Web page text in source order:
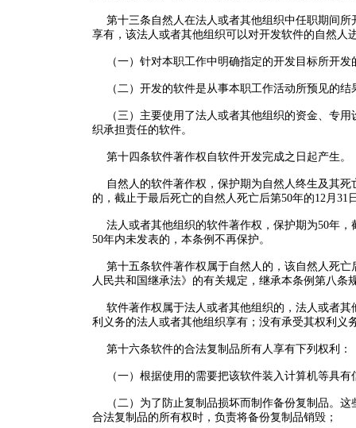
第十三条自然人在法人或者其他组织中任职期间所
享有，该法人或者其他组织可以对开发软件的自然人
（一）针对本职工作中明确指定的开发目标所开发
（二）开发的软件是从事本职工作活动所预见的结
（三）主要使用了法人或者其他组织的资金、专用
织承担责任的软件。
第十四条软件著作权自软件开发完成之日起产生。
自然人的软件著作权，保护期为自然人终生及其死
的，截止于最后死亡的自然人死亡后第50年的12月31
法人或者其他组织的软件著作权，保护期为50年，
50年内未发表的，本条例不再保护。
第十五条软件著作权属于自然人的，该自然人死亡
人民共和国继承法》的有关规定，继承本条例第八条
软件著作权属于法人或者其他组织的，法人或者其
利义务的法人或者其他组织享有；没有承受其权利义
第十六条软件的合法复制品所有人享有下列权利：
（一）根据使用的需要把该软件装入计算机等具有
（二）为了防止复制品损坏而制作备份复制品。这
合法复制品的所有权时，负责将备份复制品销毁；